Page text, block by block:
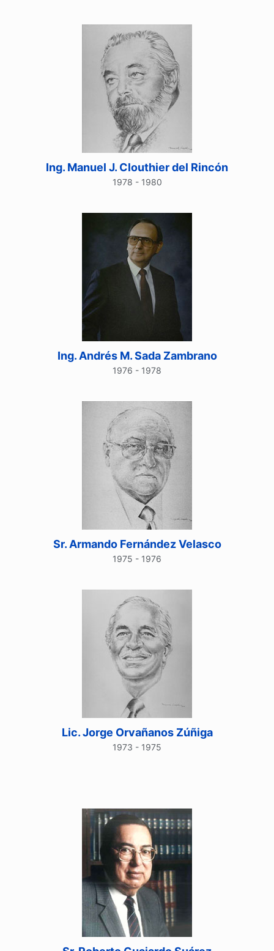
Ing. Manuel J. Clouthier del Rincón
1978 - 1980
Ing. Andrés M. Sada Zambrano
1976 - 1978
Sr. Armando Fernández Velasco
1975 - 1976
Lic. Jorge Orvañanos Zúñiga
1973 - 1975